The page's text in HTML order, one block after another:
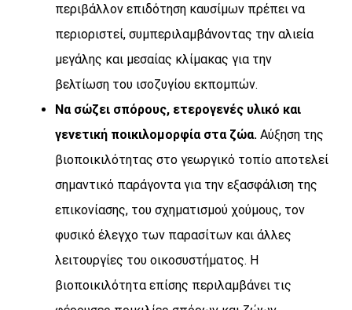
περιβάλλον επιδότηση καυσίμων πρέπει να
περιοριστεί, συμπεριλαμβάνοντας την αλιεία
μεγάλης και μεσαίας κλίμακας για την
βελτίωση του ισοζυγίου εκπομπών.
Να σώζει σπόρους, ετερογενές υλικό και
γενετική ποικιλομορφία στα ζώα. Αύξηση της
βιοποικιλότητας στο γεωργικό τοπίο αποτελεί
σημαντικό παράγοντα για την εξασφάλιση της
επικονίασης, του σχηματισμού χούμους, τον
φυσικό έλεγχο των παρασίτων και άλλες
λειτουργίες του οικοσυστήματος. Η
βιοποικιλότητα επίσης περιλαμβάνει τις